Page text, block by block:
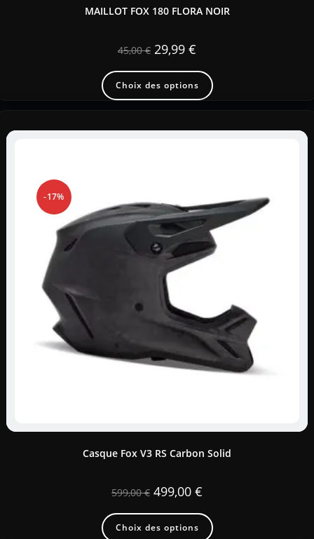
MAILLOT FOX 180 FLORA NOIR
45,00€ 29,99 €
Choix des options
-17%
Casque Fox V3 RS Carbon Solid
599,00€ 499,00 €
Choix des options